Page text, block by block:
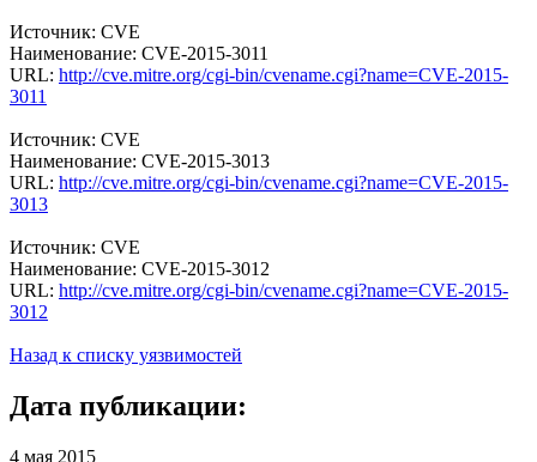
Источник: CVE
Наименование: CVE-2015-3011
URL: http://cve.mitre.org/cgi-bin/cvename.cgi?name=CVE-2015-
3011
Источник: CVE
Наименование: CVE-2015-3013
URL: http://cve.mitre.org/cgi-bin/cvename.cgi?name=CVE-2015-
3013
Источник: CVE
Наименование: CVE-2015-3012
URL: http://cve.mitre.org/cgi-bin/cvename.cgi?name=CVE-2015-
3012
Назад к списку уязвимостей
Дата публикации:
4 мая 2015